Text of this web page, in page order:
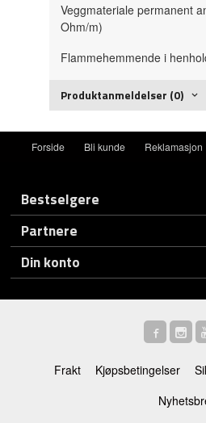
Veggmateriale permanent
Ohm/m)
Flammehemmende i
Produktanmeldelser (0)
Forside Bli kunde Reklamasjon
Bestselgere
Partnere
Din konto
Frakt Kjøpsbetingelser